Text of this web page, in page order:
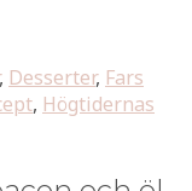
, Desserter, Fars
, Högtidernas